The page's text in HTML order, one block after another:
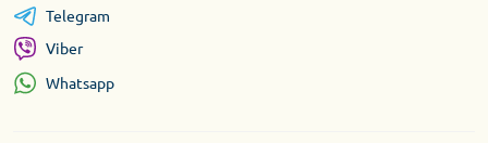
Telegram
Viber
Whatsapp